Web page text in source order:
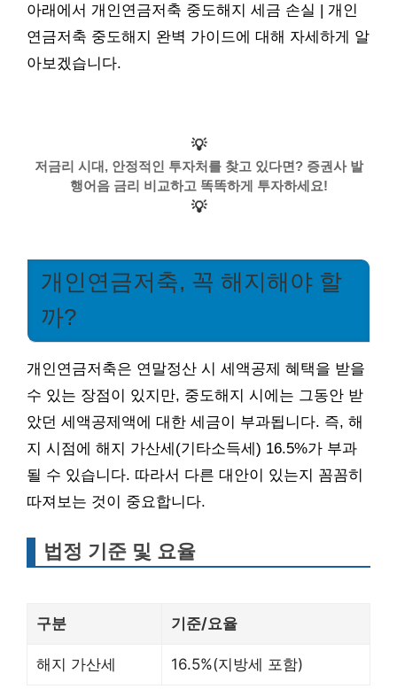
아래에서 개인연금저축 중도해지 세금 손실 | 개인
연금저축 중도해지 완벽 가이드에 대해 자세하게 알
아보겠습니다.
💡
저금리 시대, 안정적인 투자처를 찾고 있다면? 증권사 발
행어음 금리 비교하고 똑똑하게 투자하세요!
💡
개인연금저축, 꼭 해지해야 할
까?
개인연금저축은 연말정산 시 세액공제 혜택을 받을
수 있는 장점이 있지만, 중도해지 시에는 그동안 받
았던 세액공제액에 대한 세금이 부과됩니다. 즉, 해
지 시점에 해지 가산세(기타소득세) 16.5%가 부과
될 수 있습니다. 따라서 다른 대안이 있는지 꼼꼼히
따져보는 것이 중요합니다.
법정 기준 및 요율
구분 기준/요율
해지 가산세 16.5%(지방세 포함)